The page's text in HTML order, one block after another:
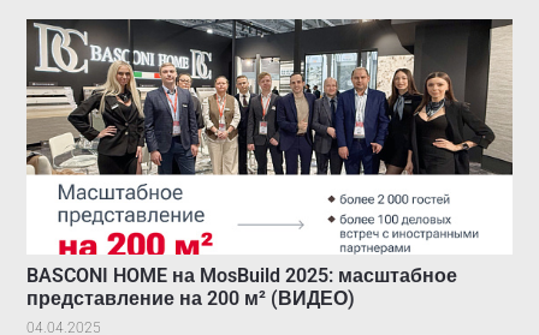
BASCONI HOME на MosBuild 2025: масштабное
представление на 200 м² (ВИДЕО)
04.04.2025